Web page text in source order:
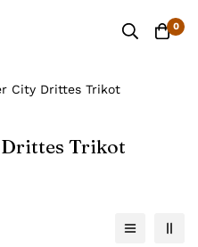
0
City Drittes Trikot
Trikot